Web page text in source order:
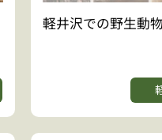
軽井沢での野生動